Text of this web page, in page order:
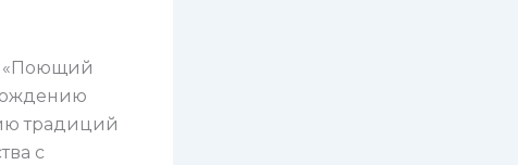
«Поющий
традиций
с